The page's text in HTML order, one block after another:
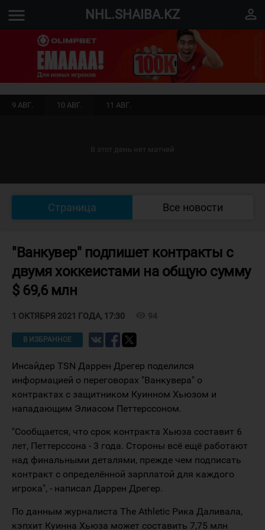
menu NHL.SHAIBA.KZ perm_identity
9 АВГ. 10 АВГ. 11 АВГ.
В этот день нет матчей
Страница Все новости
"Ванкувер" подпишет контракты с
двумя хоккеистами на общую сумму
$ 69,6 млн
1 ОКТЯБРЯ 2021 ГОДА, 17:30 94
В ИЗБРАННОЕ
Инсайдер TSN Даррен Дрегер поделился
информацией о переговорах "Ванкувера" о
контрактах с защитником Куинном Хьюзом и
нападающим Элиасом Петтерссоном.
"Сообщается, что срок контракта Хьюза составит 6
лет, Петтерссона - 3 года. Стороны всё ещё работают
над финальными деталями, прежде чем подписать
контракт с определённой зарплатой для каждого
игрока", - написал Даррен Дрегер.
По данным журналиста The Athletic Рика Даливала,
кэпхит Куинна Хьюза может составить 7,75 млн